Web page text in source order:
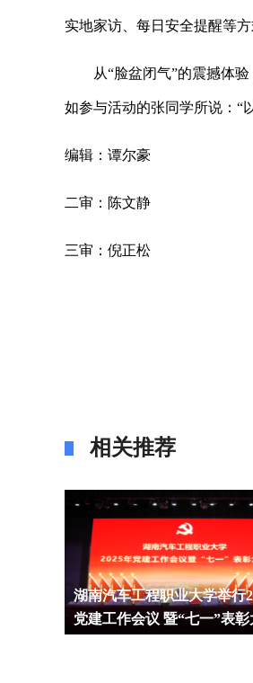
实地家访、每日安全提醒等
从“脸盆闭气”的震撼体
如参与活动的张同学所说：
编辑：谭尔豪
二审：陈文静
三审：倪正松
相关推荐
湖南汽车工程职业大学举行
党建工作会议 暨“七一”表彰